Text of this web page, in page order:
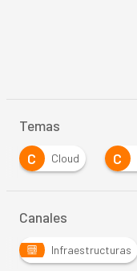
Temas
C
Cloud C
Canales
Infraestructuras